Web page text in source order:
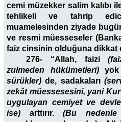
cemi müzekker salim kalıbı
tehlikeli ve tahrip
muamelesinden ziyade
ve resmi müesseseler
faiz cinsinin olduğuna dikkat
276-
“Allah, faizi
zulmeden hükümetleri)
sürükler)de, sadakaları
zekât müessesesini, yani
uygulayan cemiyet ve
ise) arttırır.(Bu nedenle